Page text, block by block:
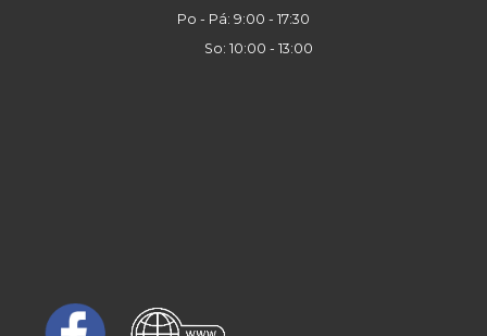
Po - Pá: 9:00 - 17:30
So: 10:00 - 13:00